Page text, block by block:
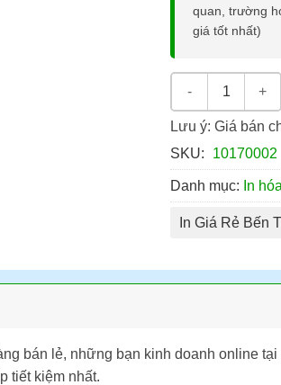
quan, trường
giá tốt nhất)
In Phiếu Thu/
Lưu ý: Giá bán
SKU:
10170002
Danh mục: In
In Giá Rẻ Bến
bán lẻ, những bạn kinh doanh online
tiết kiệm nhất.